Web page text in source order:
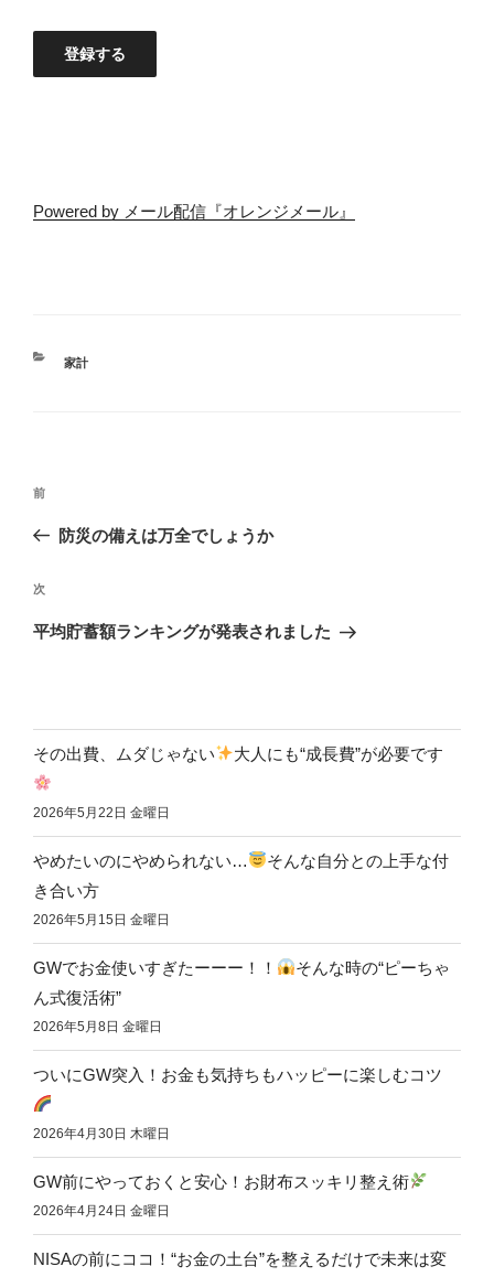
登録する
Powered by メール配信『オレンジメール』
家計
前
防災の備えは万全でしょうか
次
平均貯蓄額ランキングが発表されました
その出費、ムダじゃない 大人にも“成長費”が必要です
2026年5月22日 金曜日
やめたいのにやめられない…
そんな自分との上手な付
き合い方
2026年5月15日 金曜日
GWでお金使いすぎたーーー！！
そんな時の“ピーちゃ
ん式復活術”
2026年5月8日 金曜日
ついにGW突入！お金も気持ちもハッピーに楽しむコツ
2026年4月30日 木曜日
GW前にやっておくと安心！お財布スッキリ整え術
2026年4月24日 金曜日
NISAの前にココ！“お金の土台”を整えるだけで未来は変